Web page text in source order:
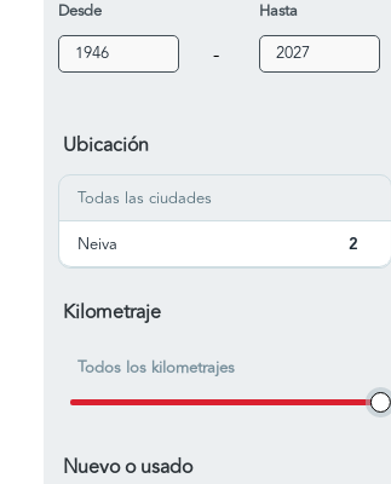
Desde
-
Hasta
Ubicación
Todas las ciudades
Neiva
2
Kilometraje
Todos los kilometrajes
Nuevo o usado